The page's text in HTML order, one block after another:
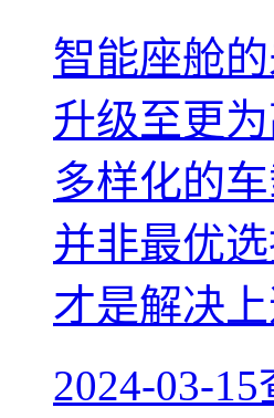
智能座舱
升级至更
多样化的
并非最优
才是解决
2024-03-15